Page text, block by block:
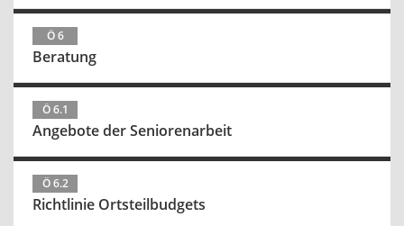
Ö 6
Beratung
Ö 6.1
Angebote der Seniorenarbeit
Ö 6.2
Richtlinie Ortsteilbudgets